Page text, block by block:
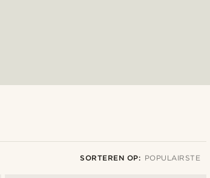
SORTEREN OP: POPULAIRSTE